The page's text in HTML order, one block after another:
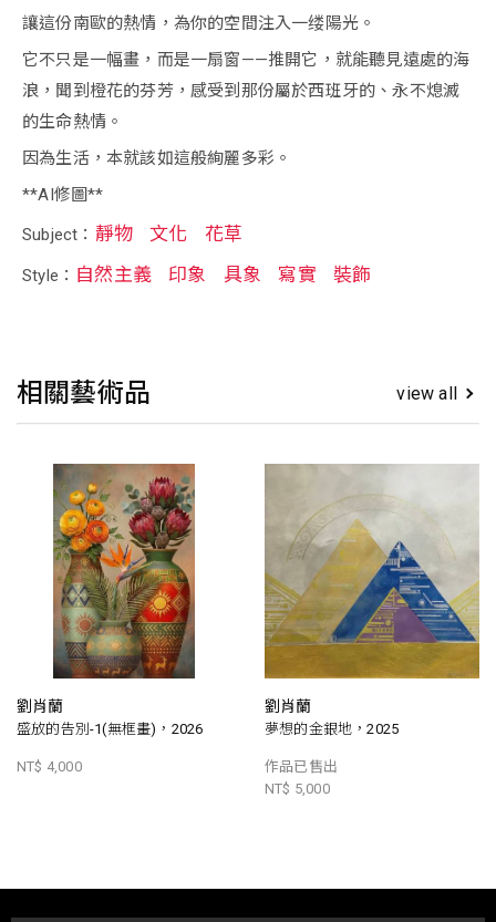
讓這份南歐的熱情，為你的空間注入一缕陽光。
它不只是一幅畫，而是一扇窗——推開它，就能聽見遠處的海
浪，聞到橙花的芬芳，感受到那份屬於西班牙的、永不熄滅
的生命熱情。
因為生活，本就該如這般絢麗多彩。
**AI修圖**
Subject： 靜物 文化 花草
Style： 自然主義 印象 具象 寫實 裝飾
相關藝術品 view all
劉肖蘭
盛放的告別-1(無框畫)，2026
NT$ 4,000
劉肖蘭
夢想的金銀地，2025
作品已售出
NT$ 5,000